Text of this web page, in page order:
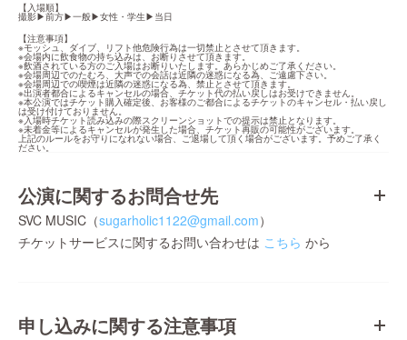
【入場順】
撮影▶︎前方▶︎一般▶︎女性・学生▶︎当日
【注意事項】
※モッシュ、ダイブ、リフト他危険行為は一切禁止とさせて頂きます。
※会場内に飲食物の持ち込みは、お断りさせて頂きます。
※飲酒されている方のご入場はお断りいたします。あらかじめご了承ください。
※会場周辺でのたむろ、大声での会話は近隣の迷惑になる為、ご遠慮下さい。
※会場周辺での喫煙は近隣の迷惑になる為、禁止とさせて頂きます。
※出演者都合によるキャンセルの場合、チケット代の払い戻しはお受けできません。
※本公演ではチケット購入確定後、お客様のご都合によるチケットのキャンセル・払い戻し
は受け付けておりません。
※入場時チケット読み込みの際スクリーンショットでの提示は禁止となります。
※未着金等によるキャンセルが発生した場合、チケット再販の可能性がございます。
上記のルールをお守りになれない場合、ご退場して頂く場合がございます。予めご了承く
ださい。
公演に関するお問合せ先
SVC MUSIC（sugarholic1122@gmail.com）
チケットサービスに関するお問い合わせは こちら から
申し込みに関する注意事項